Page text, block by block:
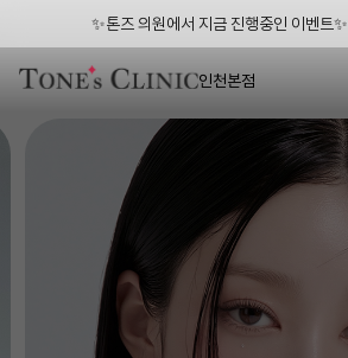
✨톤즈 의원에서 지금 진행중인 이벤트✨
인천본점
인천피부과 | 부평 톤즈의원